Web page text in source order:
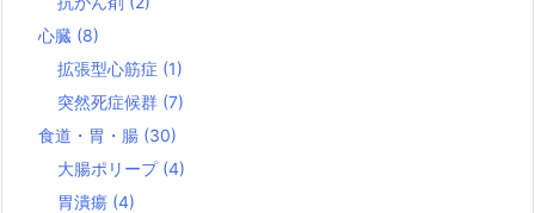
心臓 (8)
拡張型心筋症 (1)
突然死症候群 (7)
食道・胃・腸 (30)
大腸ポリープ (4)
胃潰瘍 (4)